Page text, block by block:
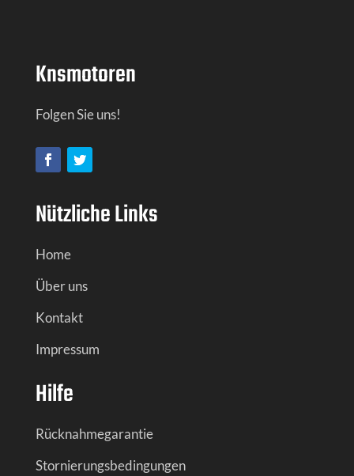
Knsmotoren
Folgen Sie uns!
Nützliche Links
Home
Über uns
Kontakt
Impressum
Hilfe
Rücknahmegarantie
Stornierungsbedingungen